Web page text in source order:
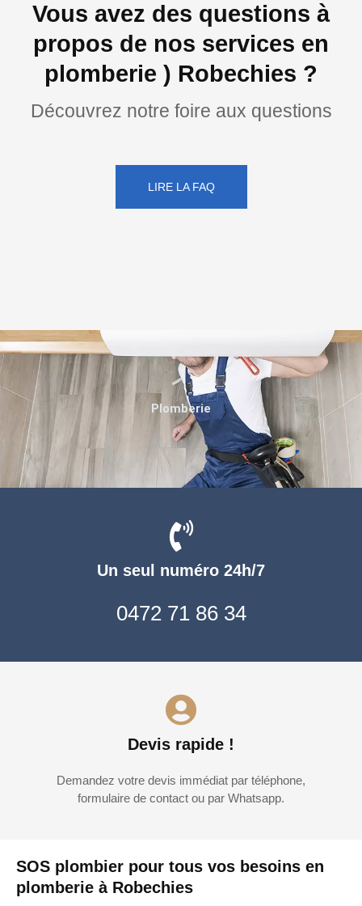
Vous avez des questions à
propos de nos services en
plomberie ) Robechies ?
Découvrez notre foire aux questions
LIRE LA FAQ
SOS plombier pour tous vos besoins en
plomberie à Robechies
Un seul numéro 24h/7
0472 71 86 34
Devis rapide !
Demandez votre devis immédiat par téléphone,
formulaire de contact ou par Whatsapp.
Plomberie